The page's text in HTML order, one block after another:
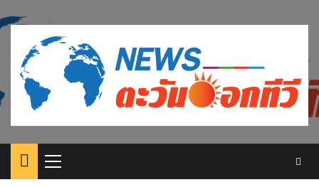
to
content
Primary
Menu